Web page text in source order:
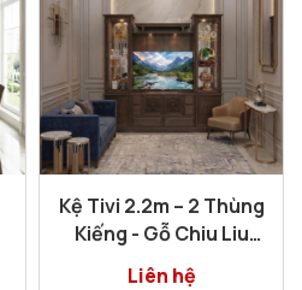
Kệ Tivi 2.2m – 2 Thùng
Kiếng - Gỗ Chiu Liu
Cao Cấp
Liên hệ